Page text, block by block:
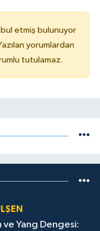
etmiş bulunuyor
yorumlardan
tutulamaz.
ve Yang Dengesi: